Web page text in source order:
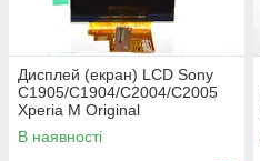
Дисплей (екран) LCD Sony
C1905/C1904/C2004/C2005
Xperia M Original
В наявності